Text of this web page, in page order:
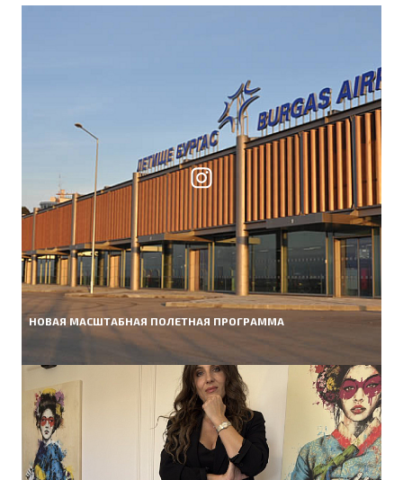
НОВАЯ МАСШТАБНАЯ ПОЛЕТНАЯ ПРОГРАММА